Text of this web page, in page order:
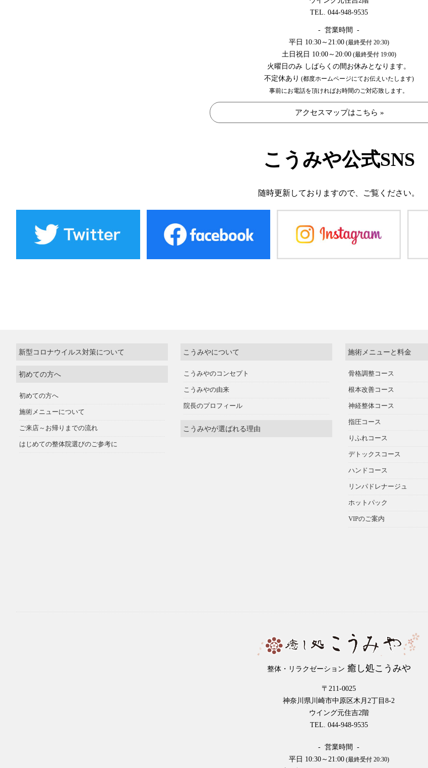
TEL. 044-948-9535
- 営業時間 -
平日 10:30～21:00(最終受付 20:30)
土日祝日 10:00～20:00(最終受付 19:00)
火曜日のみ しばらくの間お休みとなります。
不定休あり (都度ホームページにてお伝えいたします)
事前にお電話を頂ければお時間のご対応致します。
アクセスマップはこちら »
こうみや公式SNS
随時更新しておりますので、 ご覧ください。
新型コロナウイルス対策について
初めての方へ
初めての方へ
施術メニューについて
ご来店～お帰りまでの流れ
はじめての整体院選びのご参考に
こうみやについて
こうみやのコンセプト
こうみやの由来
院長のプロフィール
こうみやが選ばれる理由
施術メニューと料金
骨格調整コース
根本改善コース
神経整体コース
指圧コース
りふれコース
デトックスコース
ハンドコース
リンパドレナージュ
ホットパック
VIPのご案内
整体・リラクゼーション 癒し処こうみや
〒211-0025
神奈川県川崎市中原区木月2丁目8-2
ウイング元住吉2階
TEL. 044-948-9535
- 営業時間 -
平日 10:30～21:00(最終受付 20:30)